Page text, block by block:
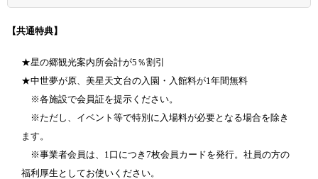
【共通特典】
★星の郷観光案内所会計が5％割引
★中世夢が原、美星天文台の入園・入館料が1年間無料
※各施設で会員証を提示ください。
※ただし、イベント等で特別に入場料が必要となる場合を除き
ます。
※事業者会員は、1口につき7枚会員カードを発行。社員の方の
福利厚生としてお使いください。